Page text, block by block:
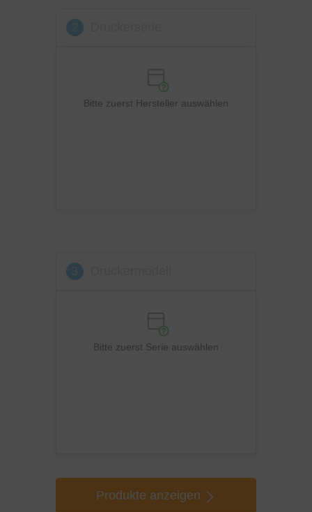
OKI
Bitte zuerst Hersteller auswählen
Bitte zuerst Serie auswählen
Produkte anzeigen